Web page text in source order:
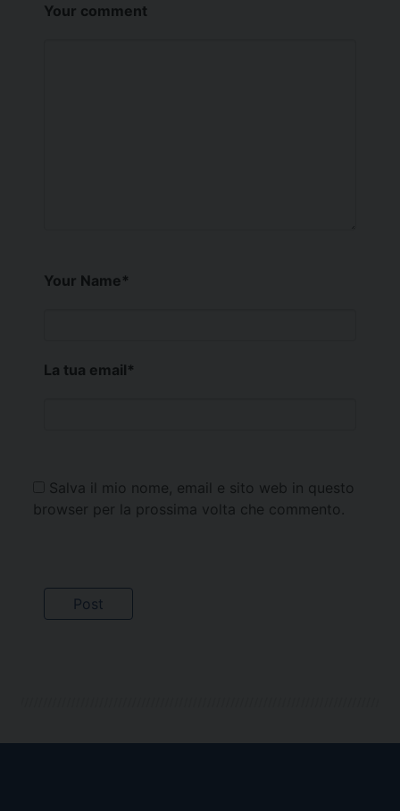
Your comment
Your Name*
La tua email*
Salva il mio nome, email e sito web in questo
browser per la prossima volta che commento.